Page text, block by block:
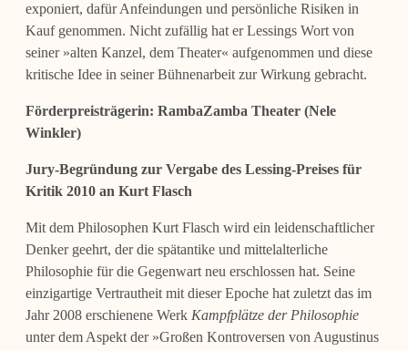
exponiert, dafür Anfeindungen und persönliche Risiken in
Kauf genommen. Nicht zufällig hat er Lessings Wort von
seiner »alten Kanzel, dem Theater« aufgenommen und diese
kritische Idee in seiner Bühnenarbeit zur Wirkung gebracht.
Förderpreisträgerin: RambaZamba Theater (Nele
Winkler)
Jury-Begründung zur Vergabe des Lessing-Preises für
Kritik 2010 an Kurt Flasch
Mit dem Philosophen Kurt Flasch wird ein leidenschaftlicher
Denker geehrt, der die spätantike und mittelalterliche
Philosophie für die Gegenwart neu erschlossen hat. Seine
einzigartige Vertrautheit mit dieser Epoche hat zuletzt das im
Jahr 2008 erschienene Werk Kampfplätze der Philosophie
unter dem Aspekt der »Großen Kontroversen von Augustinus